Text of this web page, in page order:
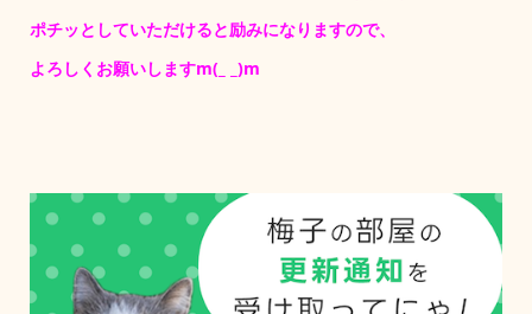
ポチッとしていただけると励みになりますので、
よろしくお願いしますm(_ _)m